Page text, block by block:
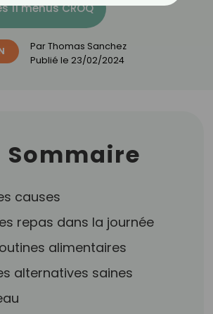
11 menus CROQ
ParThomas Sanchez
Publié le 23/02/2024
Sommaire
causes
repas dans la journée
alimentaires
alternatives saines